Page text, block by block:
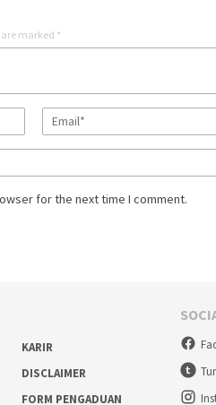
marked *
for the next time I comment.
KARIR
DISCLAIMER
FORM PENGADUAN